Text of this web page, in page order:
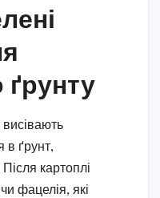
висівають
в ґрунт,
картоплі
фацелія, які